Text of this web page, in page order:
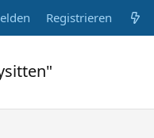
Registrieren